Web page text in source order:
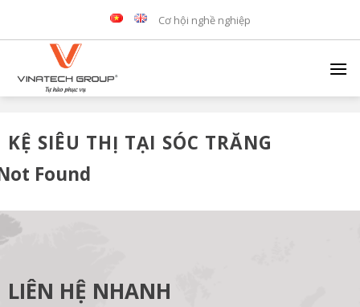
Cơ hội nghề nghiệp
KỆ SIÊU THỊ TẠI SÓC TRĂNG
Found
LIÊN HỆ NHANH